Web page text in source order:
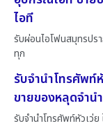
ไอที
รับผ่อนไอโฟนสมุทรปร
ทุก
รับจำนำโทรศัพท์
ขายของหลุดจำนำ
รับจำนำโทรศัพท์หัวเว่